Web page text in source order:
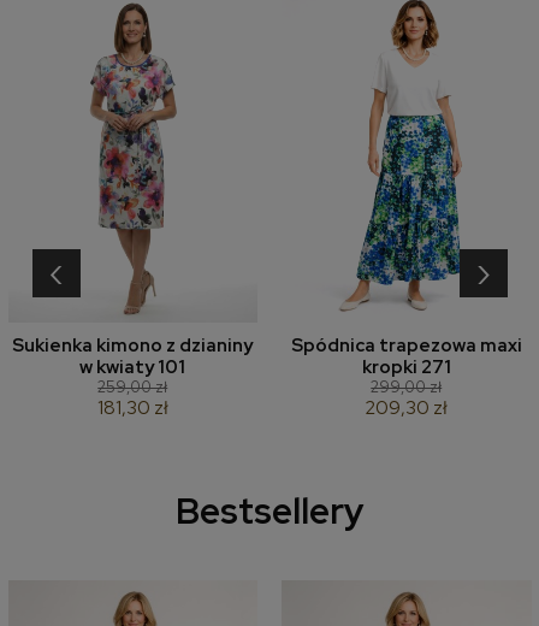
Sukienka kimono z dzianiny
w kwiaty 101
259,00 zł
181,30 zł
Spódnica trapezowa maxi
kropki 271
299,00 zł
209,30 zł
‹ ›
Bestsellery